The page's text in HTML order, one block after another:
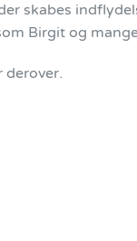
skabes
Birgit og
derover.